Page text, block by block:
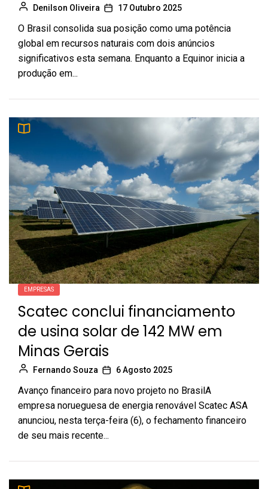
Denilson Oliveira 17 Outubro 2025
O Brasil consolida sua posição como uma potência
global em recursos naturais com dois anúncios
significativos esta semana. Enquanto a Equinor inicia a
produção em...
EMPRESAS
Scatec conclui financiamento
de usina solar de 142 MW em
Minas Gerais
Fernando Souza 6 Agosto 2025
Avanço financeiro para novo projeto no BrasilA
empresa norueguesa de energia renovável Scatec ASA
anunciou, nesta terça-feira (6), o fechamento financeiro
de seu mais recente...